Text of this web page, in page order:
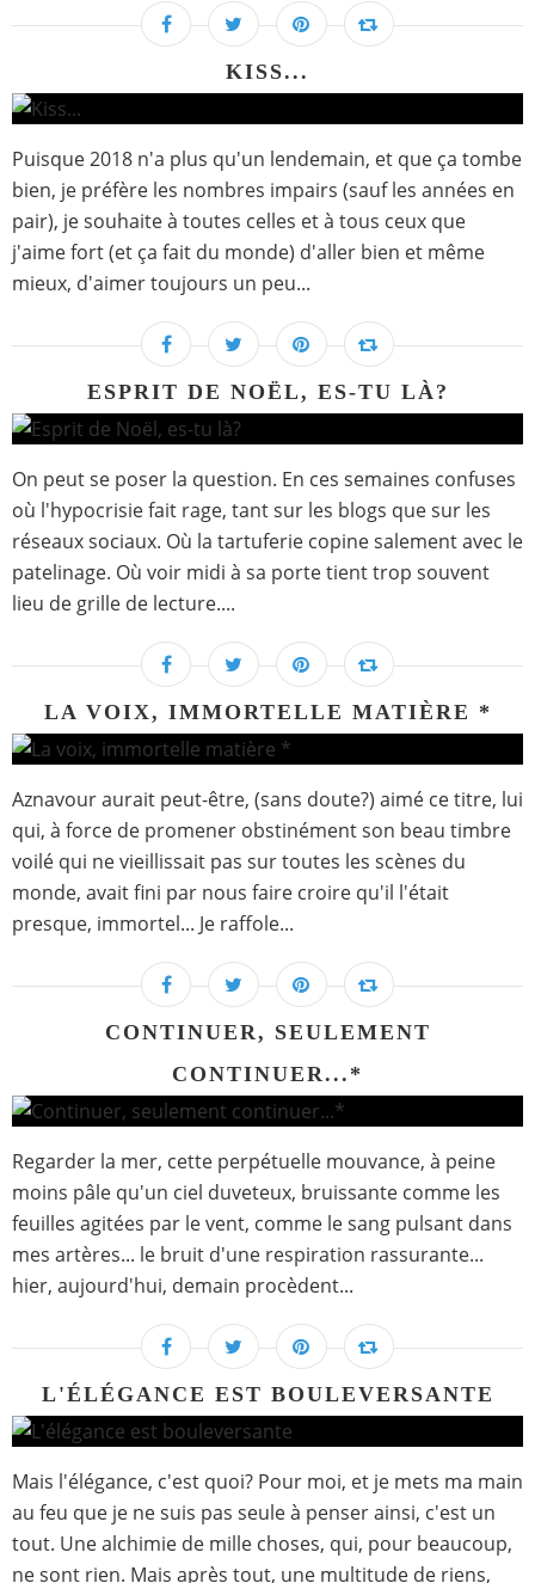
KISS...
Puisque 2018 n'a plus qu'un lendemain, et que ça tombe
bien, je préfère les nombres impairs (sauf les années en
pair), je souhaite à toutes celles et à tous ceux que
j'aime fort (et ça fait du monde) d'aller bien et même
mieux, d'aimer toujours un peu...
ESPRIT DE NOËL, ES-TU LÀ?
On peut se poser la question. En ces semaines confuses
où l'hypocrisie fait rage, tant sur les blogs que sur les
réseaux sociaux. Où la tartuferie copine salement avec le
patelinage. Où voir midi à sa porte tient trop souvent
lieu de grille de lecture....
LA VOIX, IMMORTELLE MATIÈRE *
Aznavour aurait peut-être, (sans doute?) aimé ce titre, lui
qui, à force de promener obstinément son beau timbre
voilé qui ne vieillissait pas sur toutes les scènes du
monde, avait fini par nous faire croire qu'il l'était
presque, immortel... Je raffole...
CONTINUER, SEULEMENT
CONTINUER...*
Regarder la mer, cette perpétuelle mouvance, à peine
moins pâle qu'un ciel duveteux, bruissante comme les
feuilles agitées par le vent, comme le sang pulsant dans
mes artères... le bruit d'une respiration rassurante...
hier, aujourd'hui, demain procèdent...
L'ÉLÉGANCE EST BOULEVERSANTE
Mais l'élégance, c'est quoi? Pour moi, et je mets ma main
au feu que je ne suis pas seule à penser ainsi, c'est un
tout. Une alchimie de mille choses, qui, pour beaucoup,
ne sont rien. Mais après tout, une multitude de riens,